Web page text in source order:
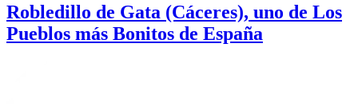
Robledillo de Gata (Cáceres), uno de Los
Pueblos más Bonitos de España